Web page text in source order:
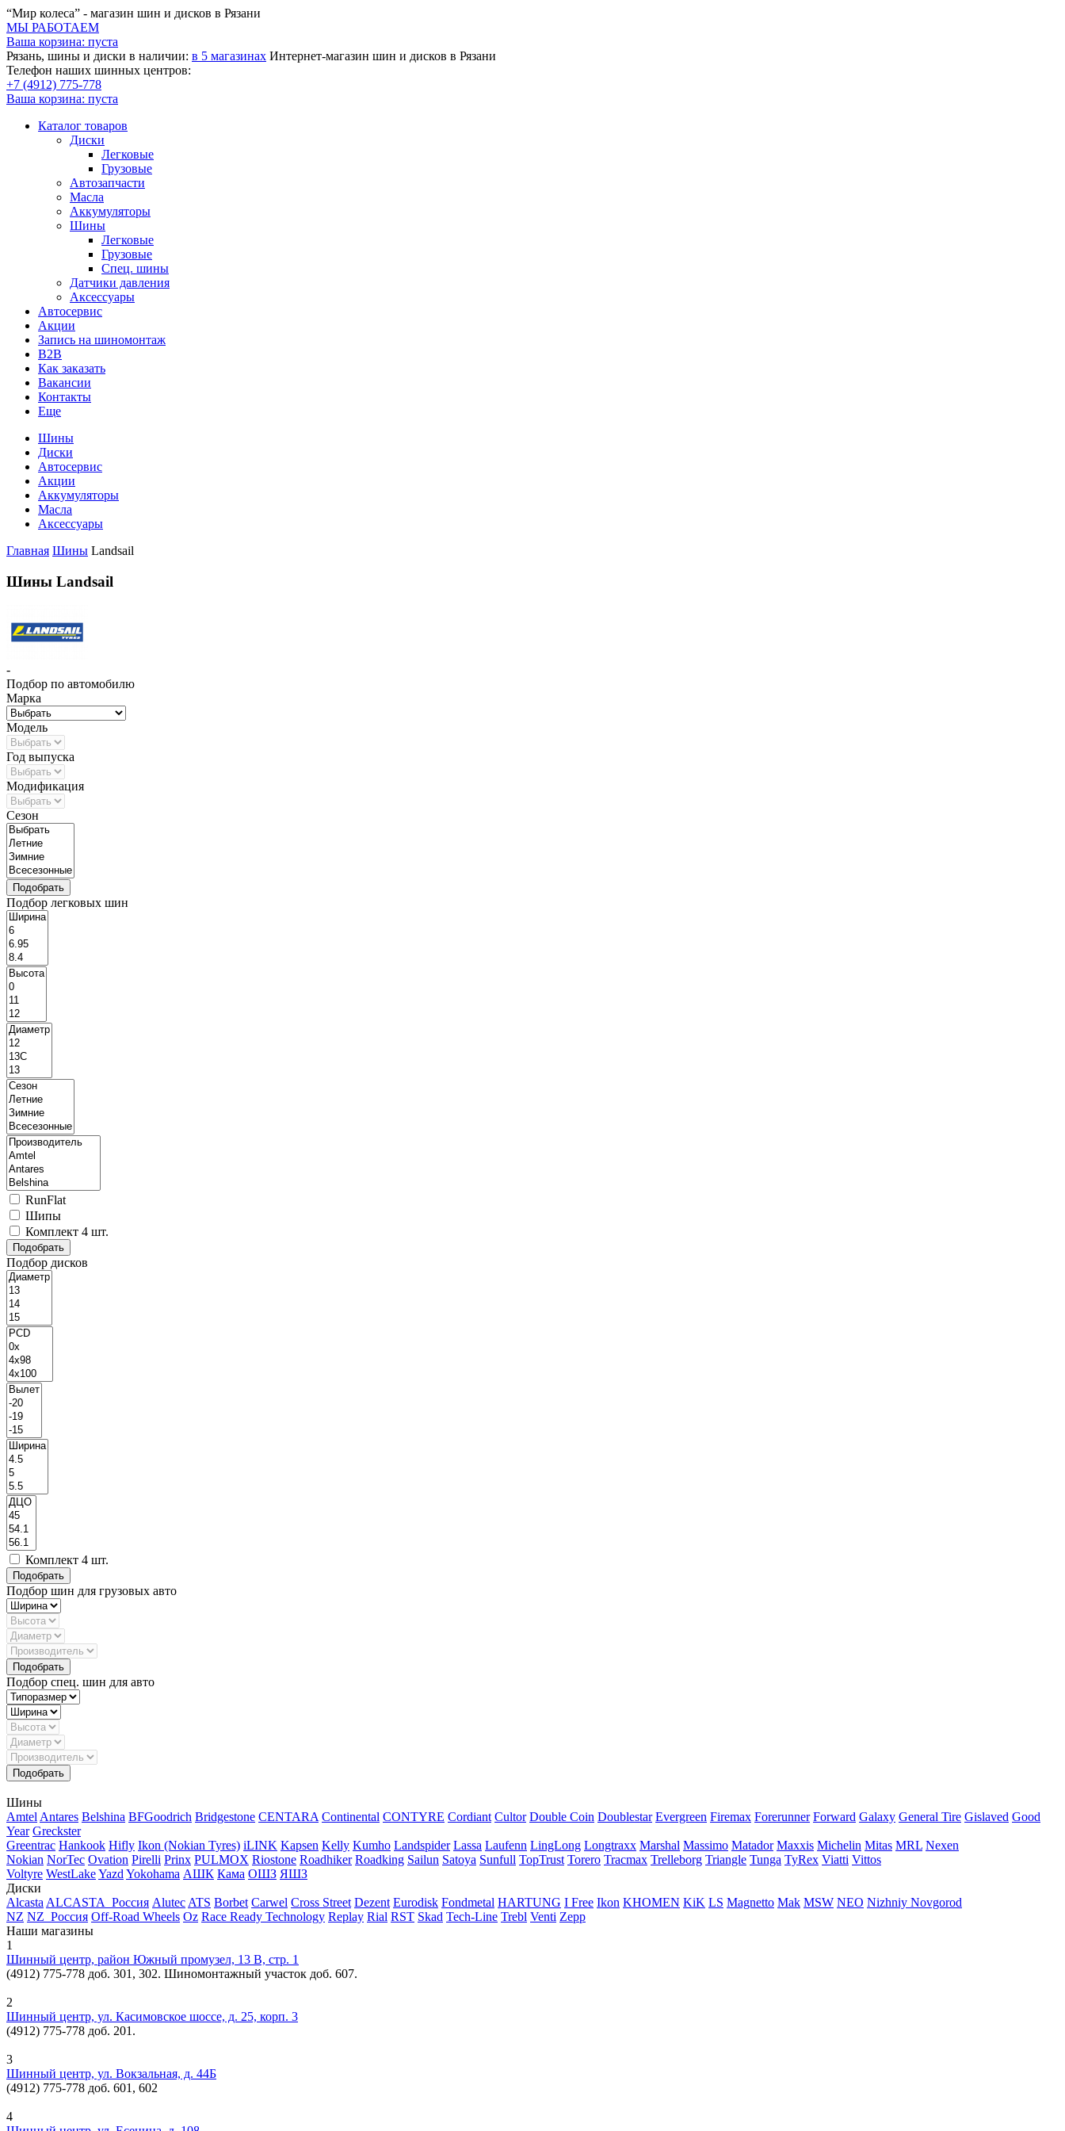
“Мир колеса” - магазин шин и дисков в Рязани
МЫ РАБОТАЕМ
Ваша корзина: пуста
Рязань, шины и диски в наличии: в 5 магазинах Интернет-магазин шин и дисков в Рязани
Телефон наших шинных центров:
+7 (4912) 775-778
Ваша корзина: пуста
Каталог товаров
Диски
Легковые
Грузовые
Автозапчасти
Масла
Аккумуляторы
Шины
Легковые
Грузовые
Спец. шины
Датчики давления
Аксессуары
Автосервис
Акции
Запись на шиномонтаж
B2B
Как заказать
Вакансии
Контакты
Еще
Шины
Диски
Автосервис
Акции
Аккумуляторы
Масла
Аксессуары
Главная Шины Landsail
Шины Landsail
-
Подбор по автомобилю
Марка
Модель
Год выпуска
Модификация
Сезон
Подбор легковых шин
RunFlat
Шипы
Комплект 4 шт.
Подбор дисков
Комплект 4 шт.
Подбор шин для грузовых авто
Подбор спец. шин для авто
Шины
AmtelAntares Belshina BFGoodrich Bridgestone CENTARA Continental CONTYRE Cordiant Cultor Double Coin Doublestar Evergreen Firemax Forerunner Forward Galaxy General Tire Gislaved Good
Year Greckster
Greentrac Hankook Hifly Ikon (Nokian Tyres) iLINK Kapsen Kelly Kumho Landspider Lassa Laufenn LingLong Longtraxx Marshal Massimo Matador Maxxis Michelin Mitas MRL Nexen
Nokian NorTec Ovation Pirelli Prinx PULMOX Riostone Roadhiker Roadking Sailun Satoya Sunfull TopTrust Torero Tracmax Trelleborg Triangle Tunga TyRex Viatti Vittos
Voltyre WestLakeYazdYokohama АШК Кама ОШЗ ЯШЗ
Диски
AlcastaALCASTA_Россия AlutecATS Borbet Carwel Cross Street Dezent Eurodisk Fondmetal HARTUNG I Free Ikon KHOMEN KiK LS Magnetto Mak MSW NEO Nizhniy Novgorod
NZ NZ_Россия Off-Road Wheels Oz Race Ready Technology Replay Rial RST Skad Tech-Line Trebl Venti Zepp
Наши магазины
1
Шинный центр, район Южный промузел, 13 В, стр. 1
(4912) 775-778 доб. 301, 302. Шиномонтажный участок доб. 607.
2
Шинный центр, ул. Касимовское шоссе, д. 25, корп. 3
(4912) 775-778 доб. 201.
3
Шинный центр, ул. Вокзальная, д. 44Б
(4912) 775-778 доб. 601, 602
4